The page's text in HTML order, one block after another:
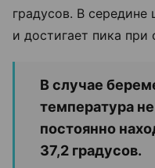
градусов. В середине
и достигает пика при
В случае
температура
постоянно
37,2 градусов.